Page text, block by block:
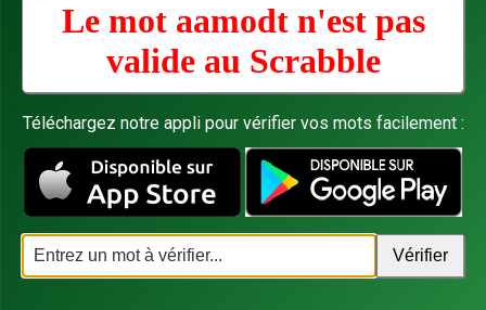
Le mot aamodt n'est pas
valide au Scrabble
Téléchargez notre appli pour vérifier vos mots facilement :